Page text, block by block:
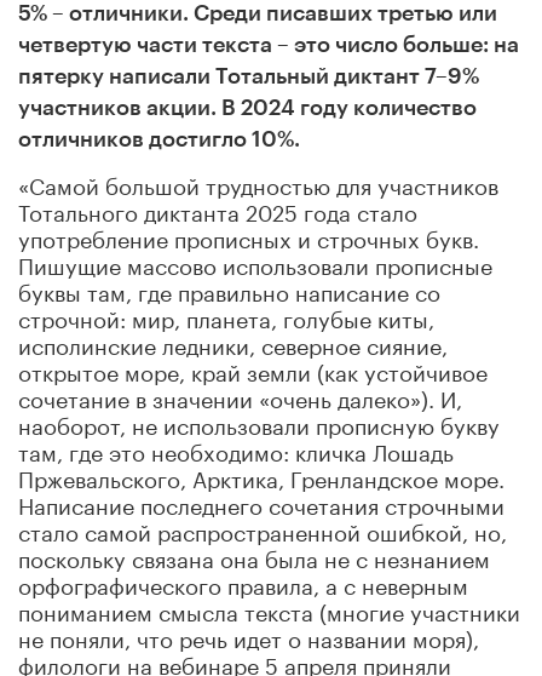
5% – отличники. Среди писавших третью или
четвертую части текста – это число больше: на
пятерку написали Тотальный диктант 7–9%
участников акции. В 2024 году количество
отличников достигло 10%.
«Самой большой трудностью для участников
Тотального диктанта 2025 года стало
употребление прописных и строчных букв.
Пишущие массово использовали прописные
буквы там, где правильно написание со
строчной: мир, планета, голубые киты,
исполинские ледники, северное сияние,
открытое море, край земли (как устойчивое
сочетание в значении «очень далеко»). И,
наоборот, не использовали прописную букву
там, где это необходимо: кличка Лошадь
Пржевальского, Арктика, Гренландское море.
Написание последнего сочетания строчными
стало самой распространенной ошибкой, но,
поскольку связана она была не с незнанием
орфографического правила, а с неверным
пониманием смысла текста (многие участники
не поняли, что речь идет о названии моря),
филологи на вебинаре 5 апреля приняли